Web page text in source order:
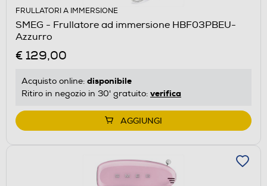
FRULLATORI A IMMERSIONE
SMEG - Frullatore ad immersione HBF03PBEU-
Azzurro
€ 129,00
Acquisto online: disponibile
Ritiro in negozio in 30' gratuito: verifica
AGGIUNGI